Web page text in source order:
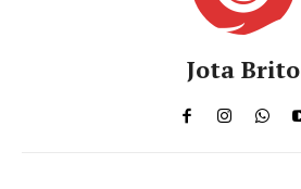
Jota Brito